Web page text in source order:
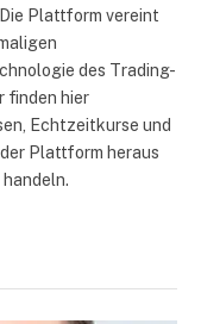
Plattform vereint
des Trading-
finden hier
Echtzeitkurse und
Plattform heraus